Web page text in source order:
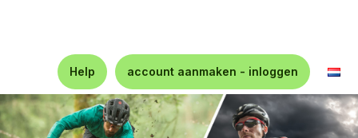
Help account aanmaken - inloggen